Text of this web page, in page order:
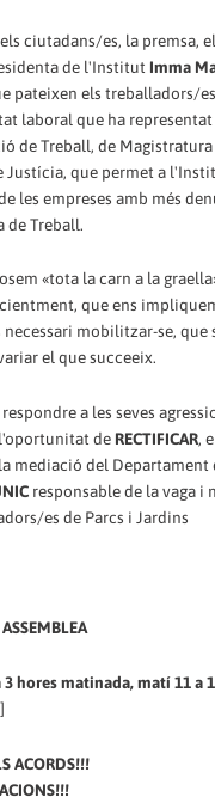
ciutadans/es, la premsa,
de l'Institut Imma
els treballadors/es
laboral que ha representat
de Treball, de Magistratura
Justícia, que permet a
les empreses amb més
de Treball.
«tota la carn a la
que ens
mobilitzar-se, que
el que succeeix.
a les seves
de RECTIFICAR,
mediació del Departament
responsable de la vaga i
es de Parcs i Jardins
3 hores matinada, matí 11 a
ACORDS!!!